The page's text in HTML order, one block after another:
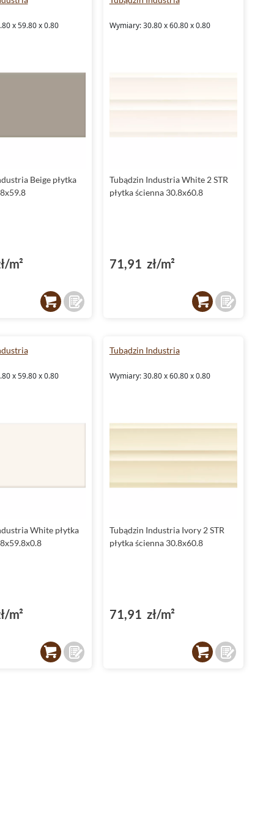
wygoda użytkowania jest kluczowa.
nowoczesnych i minimalistycznych, po bardziej surowe,
Nowoczesne wzornictwo: Delikatna struktura i
inspiracja betonem nadają wnętrzom nowoczesnego
Kolekcja Tubądzin Industria to propozycja dla osób, które
szukają nowoczesnych, ale jednocześnie funkcjonalnych
praktycznymi zaletami.
x 59.80 x 0.80
Beige płytka
m²
Wymiary: 30.80 x 60.80 x 0.80
Tubądzin Industria White 2 STR
płytka ścienna 30.8x60.8
71,91 zł/m²
x 59.80 x 0.80
White płytka
m²
Tubądzin Industria
Wymiary: 30.80 x 60.80 x 0.80
Tubądzin Industria Ivory 2 STR
płytka ścienna 30.8x60.8
71,91 zł/m²